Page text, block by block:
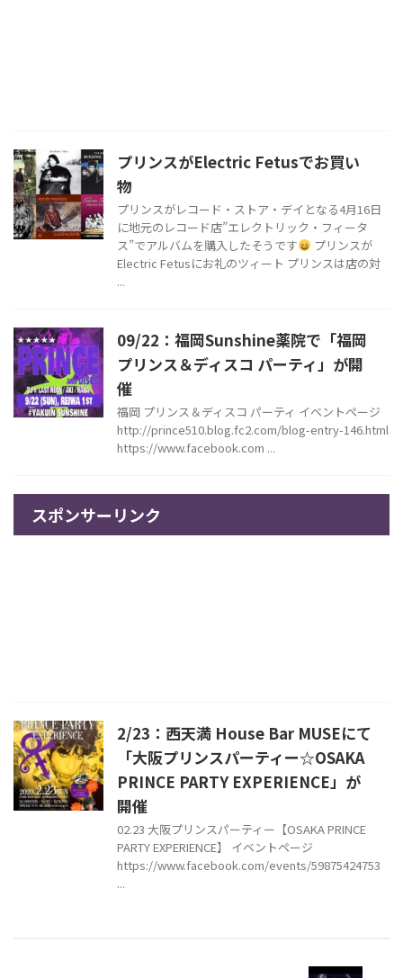
プリンスがElectric Fetusでお買い
物
プリンスがレコード・ストア・デイとなる4月16日
に地元のレコード店”エレクトリック・フィータ
ス”でアルバムを購入したそうです
プリンスが
Electric Fetusにお礼のツィート プリンスは店の対
...
09/22：福岡Sunshine薬院で「福岡
プリンス＆ディスコ パーティ」が開
催
福岡 プリンス＆ディスコ パーティ イベントページ
http://prince510.blog.fc2.com/blog-entry-146.html
https://www.facebook.com ...
スポンサーリンク
2/23：西天満 House Bar MUSEにて
「大阪プリンスパーティー☆OSAKA
PRINCE PARTY EXPERIENCE」が
開催
02.23 大阪プリンスパーティー【OSAKA PRINCE
PARTY EXPERIENCE】 イベントページ
https://www.facebook.com/events/59875424753
...